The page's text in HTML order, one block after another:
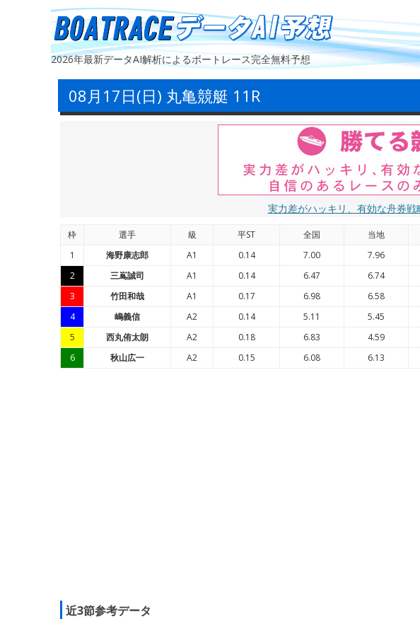
2026年最新データAI解析によるボートレース完全無料予想
08月17日(日) 丸亀競艇 11R
実力差がハッキリ、有効な舟券
枠 選手 級 平ST 全国 当地
1
海野康志郎 A1 0.14 7.00 7.96
2
三嶌誠司 A1 0.14 6.47 6.74
3
竹田和哉 A1 0.17 6.98 6.58
4
嶋義信 A2 0.14 5.11 5.45
5
西丸侑太朗 A2 0.18 6.83 4.59
6
秋山広一 A2 0.15 6.08 6.13
近3節参考データ